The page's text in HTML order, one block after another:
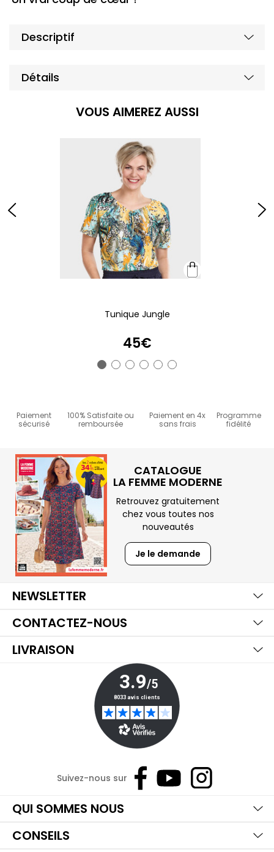
Descriptif
Détails
VOUS AIMEREZ AUSSI
Tunique Jungle
45€
Paiement
sécurisé
100% Satisfaite ou
remboursée
Paiement en 4x
sans frais
Programme
fidélité
CATALOGUE
LA FEMME MODERNE
Retrouvez gratuitement
chez vous toutes nos
nouveautés
Je le demande
NEWSLETTER
CONTACTEZ-NOUS
LIVRAISON
Suivez-nous sur
QUI SOMMES NOUS
CONSEILS